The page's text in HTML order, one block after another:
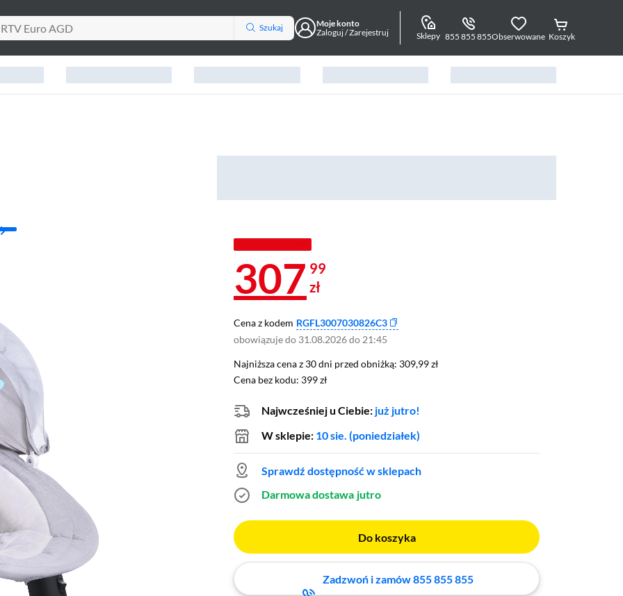
Szukaj
Moje konto
Zaloguj / Zarejestruj
Sklepy 855 855 855Obserwowane Koszyk
307 99
zł
Cena z kodem RGFL3007030826C3
obowiązuje do 31.08.2026 do 21:45
Najniższa cena z 30 dni przed obniżką: 309,99 zł
Najniższa cena z 30 dni przed obniżką: 309,99 zł
Cena bez kodu: 399 zł
Cena bez kodu: 399 zł
Najwcześniej u Ciebie: już jutro!
W sklepie: 10 sie. (poniedziałek)
Sprawdź dostępność w sklepach
Darmowa dostawa jutro
Do koszyka
Zadzwoń i zamów 855 855 855